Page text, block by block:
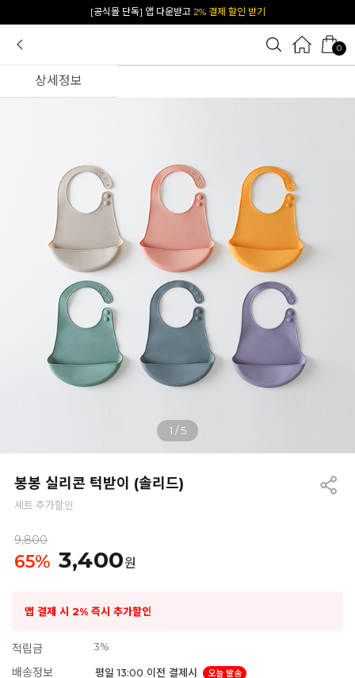
카카오 플친 추가하면1천원 즉시 할인 쿠폰
0
상세정보
1 /5
봉봉 실리콘 턱받이 (솔리드)
세트 추가할인
9,800
65% 3,400원
앱 결제 시 2% 즉시 추가할인
적립금 3%
배송정보 평일 13:00 이전 결제시
오늘 발송